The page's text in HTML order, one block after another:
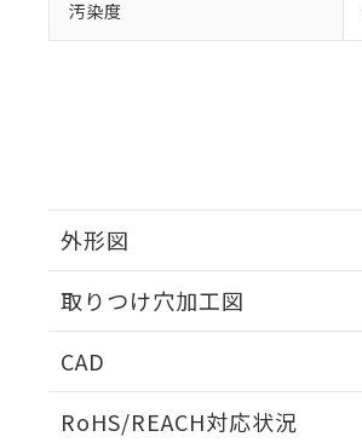
汚染度
外形図
取りつけ穴加工図
CAD
RoHS/REACH対応状況